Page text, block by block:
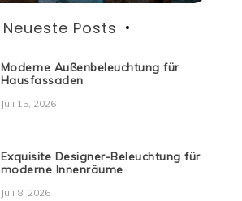
Neueste Posts
Moderne Außenbeleuchtung für
Hausfassaden
Juli 15, 2026
Exquisite Designer-Beleuchtung für
moderne Innenräume
Juli 8, 2026